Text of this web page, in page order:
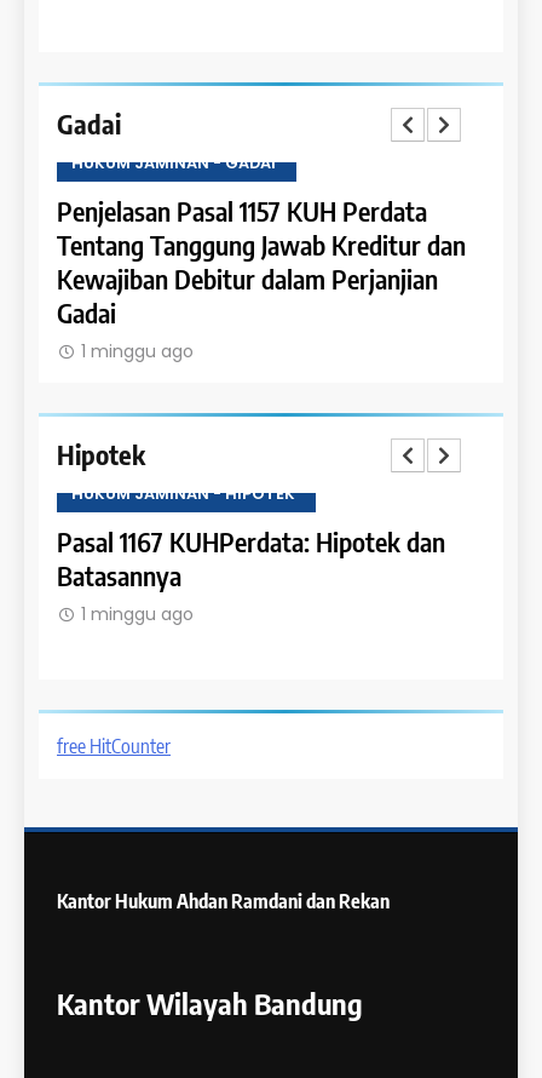
Gadai
HUKUM JAMINAN - GADAI
Penjelasan Pasal 1157 KUH Perdata
Tentang Tanggung Jawab Kreditur dan
Kewajiban Debitur dalam Perjanjian
Gadai
1 minggu ago
Hipotek
HUKUM JAMINAN - HIPOTEK
Pasal 1167 KUHPerdata: Hipotek dan
Batasannya
1 minggu ago
free HitCounter
Kantor Hukum Ahdan Ramdani dan Rekan
Kantor Wilayah Bandung